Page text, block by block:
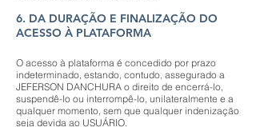
6. DA DURAÇÃO E FINALIZAÇÃO DO
ACESSO À PLATAFORMA
O acesso à plataforma é concedido por prazo
indeterminado, estando, contudo, assegurado a
JEFERSON DANCHURA o direito de encerrá-lo,
suspendê-lo ou interrompê-lo, unilateralmente e a
qualquer momento, sem que qualquer indenização
seja devida ao USUÁRIO.